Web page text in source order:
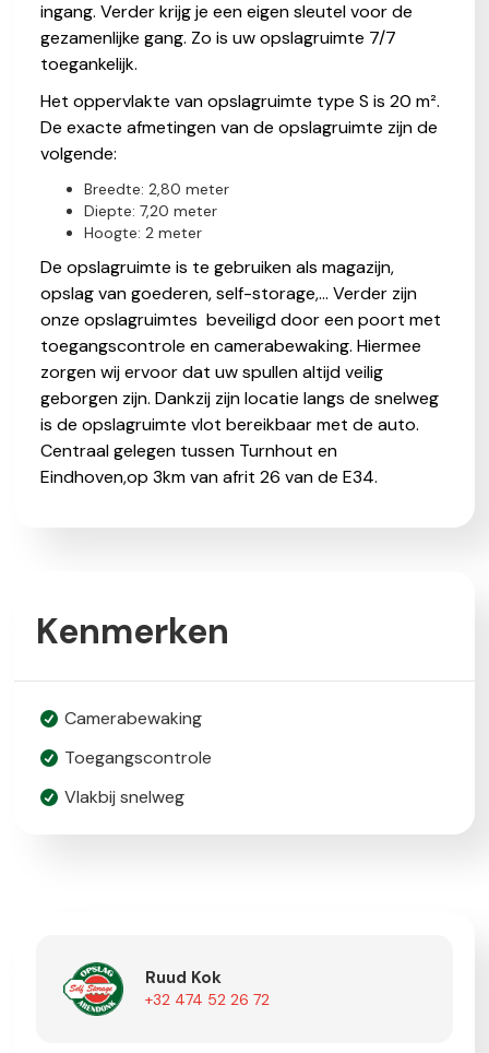
ingang. Verder krijg je een eigen sleutel voor de
gezamenlijke gang. Zo is uw opslagruimte 7/7
toegankelijk.
Het oppervlakte van opslagruimte type S is 20 m².
De exacte afmetingen van de opslagruimte zijn de
volgende:
Breedte: 2,80 meter
Diepte: 7,20 meter
Hoogte: 2 meter
De opslagruimte is te gebruiken als magazijn,
opslag van goederen, self-storage,... Verder zijn
onze opslagruimtes beveiligd door een poort met
toegangscontrole en camerabewaking. Hiermee
zorgen wij ervoor dat uw spullen altijd veilig
geborgen zijn. Dankzij zijn locatie langs de snelweg
is de opslagruimte vlot bereikbaar met de auto.
Centraal gelegen tussen Turnhout en
Eindhoven,op 3km van afrit 26 van de E34.
Kenmerken
Camerabewaking
Toegangscontrole
Vlakbij snelweg
Ruud Kok
+32 474 52 26 72